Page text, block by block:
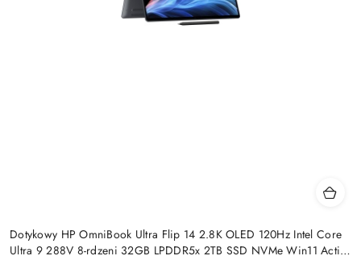
Dotykowy HP OmniBook Ultra Flip 14 2.8K OLED 120Hz Intel Core
Ultra 9 288V 8-rdzeni 32GB LPDDR5x 2TB SSD NVMe Win11 Active